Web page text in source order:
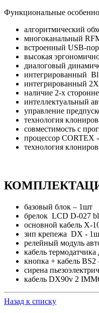
Функциональные
алгоритмический
многоканальный
встроенный USB-
высокая
диалоговый
интегрированный
интегрированный
наличие 2-х
интеллектуальный
управление
технология
совместимость с
процессор CORTEX
технология
базовый блок – 1шт
брелок LCD D-027
основной кабель X-
зип крепежа DХ -
релейный модуль
кабель
кнопка + кабель BS2
сирена
кабель DX90v 2
Назад к списку